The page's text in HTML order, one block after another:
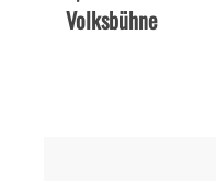
Volksbühne